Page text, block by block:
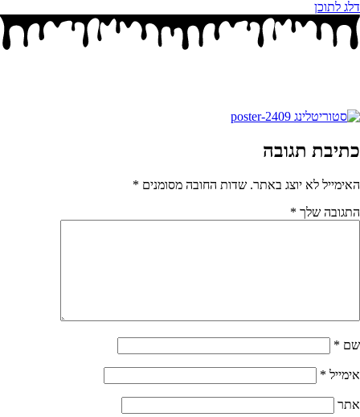
דלג לתוכן
כתיבת תגובה
האימייל לא יוצג באתר. שדות החובה מסומנים *
התגובה שלך *
שם *
אימייל *
אתר